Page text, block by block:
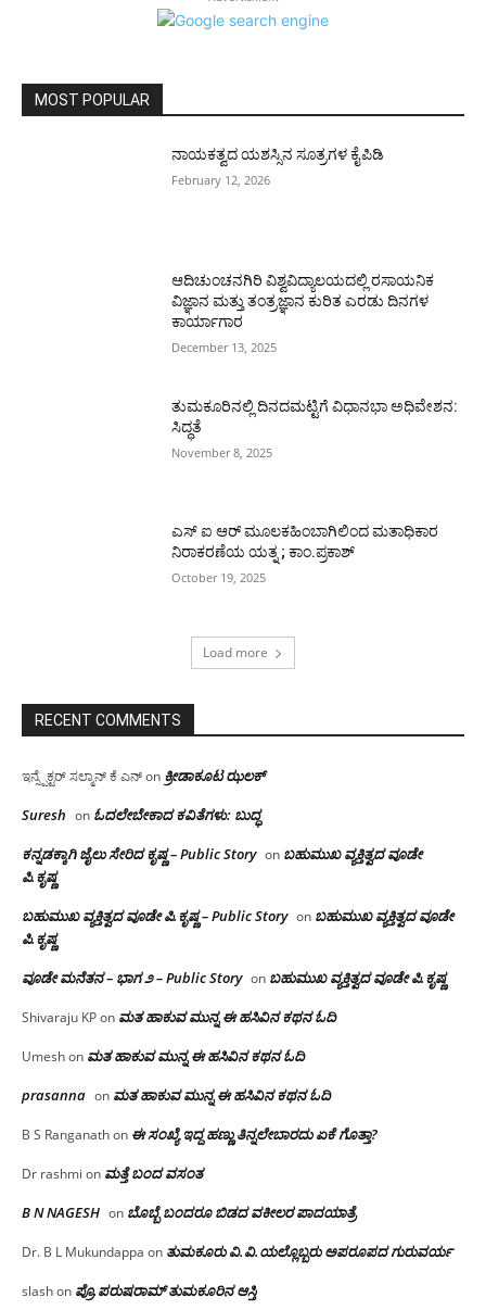
MOST POPULAR
ನಾಯಕತ್ವದ ಯಶಸ್ಸಿನ ಸೂತ್ರಗಳ ಕೈಪಿಡಿ
February 12, 2026
ಆದಿಚುಂಚನಗಿರಿ ವಿಶ್ವವಿದ್ಯಾಲಯದಲ್ಲಿ ರಸಾಯನಿಕ
ವಿಜ್ಞಾನ ಮತ್ತು ತಂತ್ರಜ್ಞಾನ ಕುರಿತ ಎರಡು ದಿನಗಳ
ಕಾರ್ಯಾಗಾರ
December 13, 2025
ತುಮಕೂರಿನಲ್ಲಿ ದಿನದಮಟ್ಟಿಗೆ ವಿಧಾನಭಾ ಅಧಿವೇಶನ:
ಸಿದ್ಧತೆ
November 8, 2025
ಎಸ್ ಐ ಆರ್ ಮೂಲಕಹಿಂಬಾಗಿಲಿಂದ ಮತಾಧಿಕಾರ
ನಿರಾಕರಣೆಯ ಯತ್ನ ; ಕಾಂ.ಪ್ರಕಾಶ್
October 19, 2025
Load more
RECENT COMMENTS
ಇನ್ಸ್ಪೆಕ್ಟರ್ ಸಲ್ಮಾನ್ ಕೆ ಎನ್on ಕ್ರೀಡಾಕೂಟ ಝಲಕ್
Suresh on ಓದಲೇಬೇಕಾದ‌ ಕವಿತೆಗಳು: ಬುದ್ಧ
ಕನ್ನಡಕ್ಕಾಗಿ ಜೈಲು ಸೇರಿದ ಕೃಷ್ಣ – Public Story on ಬಹುಮುಖ ವ್ಯಕ್ತಿತ್ವದ ವೂಡೇ
ಪಿ.ಕೃಷ್ಣ
ಬಹುಮುಖ ವ್ಯಕ್ತಿತ್ವದ ವೂಡೇ ಪಿ.ಕೃಷ್ಣ – Public Story on ಬಹುಮುಖ ವ್ಯಕ್ತಿತ್ವದ ವೂಡೇ
ಪಿ.ಕೃಷ್ಣ
ವೂಡೇ ಮನೆತನ – ಭಾಗ ೨ – Public Story on ಬಹುಮುಖ ವ್ಯಕ್ತಿತ್ವದ ವೂಡೇ ಪಿ.ಕೃಷ್ಣ
Shivaraju KPon ಮತ ಹಾಕುವ ಮುನ್ನ ಈ ಹಸಿವಿನ ಕಥನ ಓದಿ
Umeshon ಮತ ಹಾಕುವ ಮುನ್ನ ಈ ಹಸಿವಿನ ಕಥನ ಓದಿ
prasanna on ಮತ ಹಾಕುವ ಮುನ್ನ ಈ ಹಸಿವಿನ ಕಥನ ಓದಿ
B S Ranganathon ಈ ಸಂಖ್ಯೆ ಇದ್ದ ಹಣ್ಣು ತಿನ್ನಲೇಬಾರದು ಏಕೆ ಗೊತ್ತಾ?
Dr rashmi on ಮತ್ತೆ ಬಂದ ವಸಂತ
B N NAGESH on ಬೊಬ್ಬೆ ಬಂದರೂ ಬಿಡದ ವಕೀಲರ ಪಾದಯಾತ್ರೆ
Dr. B L Mukundappa on ತುಮಕೂರು‌ ವಿ.ವಿ.ಯಲ್ಲೊಬ್ಬರು ಅಪರೂಪದ ಗುರುವರ್ಯ
slashon ಪ್ರೊ.ಪರುಷರಾಮ್ ತುಮಕೂರಿನ ಆಸ್ತಿ